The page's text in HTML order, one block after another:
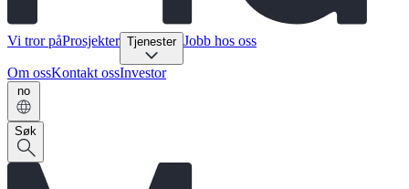
Vi tror påProsjekter Tjenester Jobb hos oss
Om ossKontakt ossInvestor
no
Søk